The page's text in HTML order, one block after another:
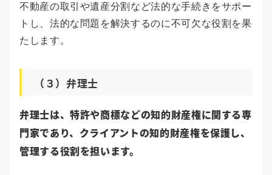
不動産の取引や遺産分割など法的な手続きをサポー
トし、法的な問題を解決するのに不可欠な役割を果
たします。
（３）弁理士
弁理士は、特許や商標などの知的財産権に関する専
門家であり、クライアントの知的財産権を保護し、
管理する役割を担います。